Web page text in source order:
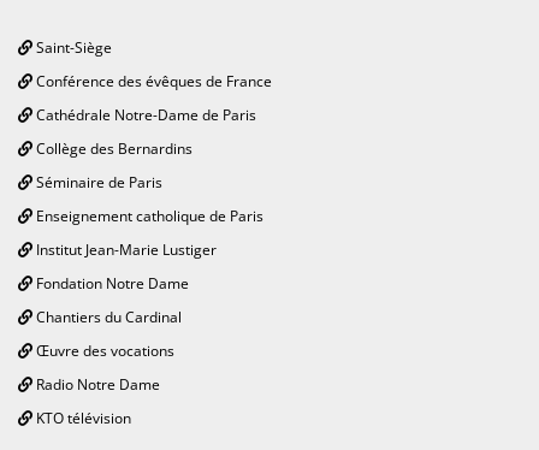
Saint-Siège
Conférence des évêques de France
Cathédrale Notre-Dame de Paris
Collège des Bernardins
Séminaire de Paris
Enseignement catholique de Paris
Institut Jean-Marie Lustiger
Fondation Notre Dame
Chantiers du Cardinal
Œuvre des vocations
Radio Notre Dame
KTO télévision